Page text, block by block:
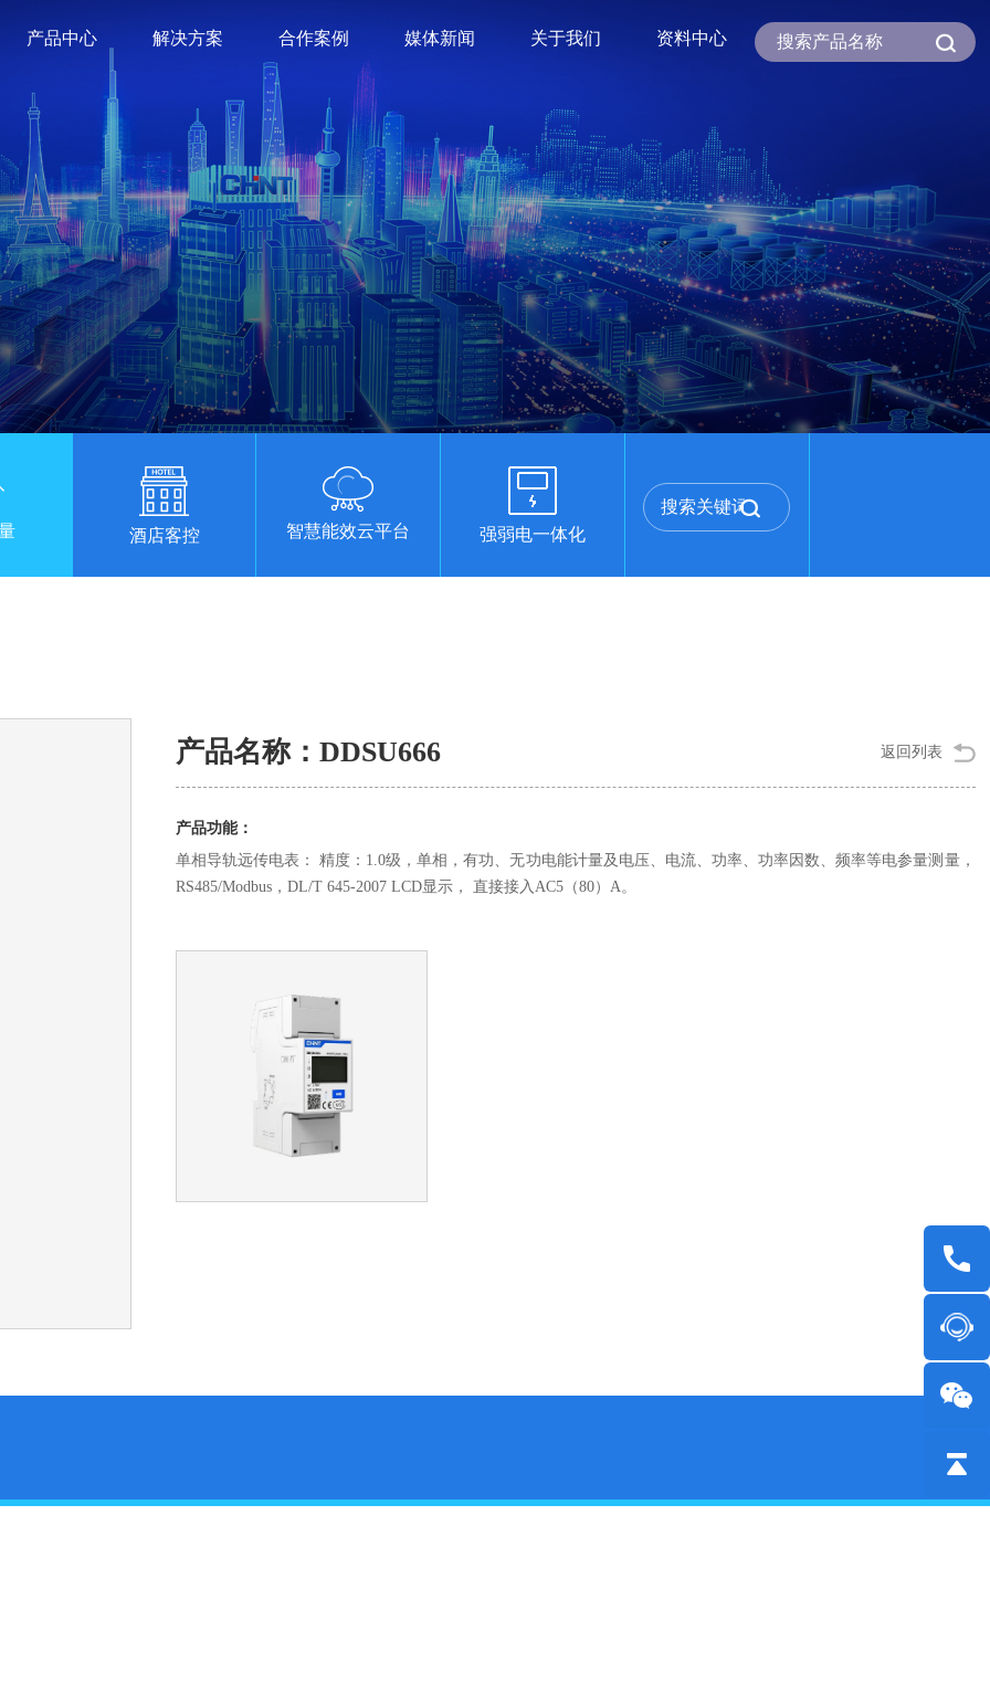
产品中心 解决方案 合作案例 媒体新闻 关于我们 资料中心
酒店客控 智慧能效云平台 强弱电一体化
产品名称：DDSU666 返回列表
产品功能：
单相导轨远传电表： 精度：1.0级，单相，有功、无功电能计量及电压、电流、功率、功率因数、频率等电参量测量，
RS485/Modbus，DL/T 645-2007 LCD显示， 直接接入AC5（80）A。